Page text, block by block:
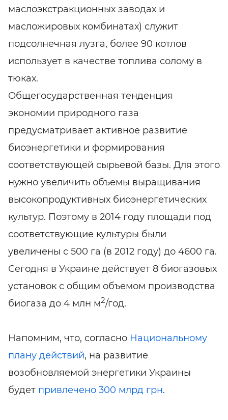
маслоэкстракционных заводах и
масложировых комбинатах) служит
подсолнечная лузга, более 90 котлов
использует в качестве топлива солому в
тюках.
Общегосударственная тенденция
экономии природного газа
предусматривает активное развитие
биоэнергетики и формирования
соответствующей сырьевой базы. Для этого
нужно увеличить объемы выращивания
высокопродуктивных биоэнергетических
культур. Поэтому в 2014 году площади под
соответствующие культуры были
увеличены с 500 га (в 2012 году) до 4600 га.
Сегодня в Украине действует 8 биогазовых
установок с общим объемом производства
биогаза до 4 млн м2/год.
Напомним, что, согласно Национальному
плану действий, на развитие
возобновляемой энергетики Украины
будет привлечено 300 млрд грн.